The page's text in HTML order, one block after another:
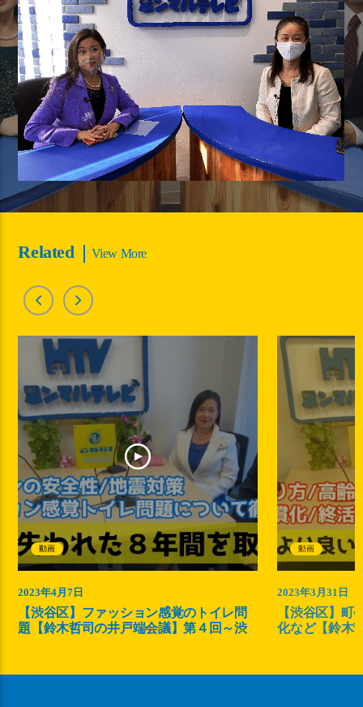
Related View More
動画
2023年4月7日
【渋谷区】ファッション感覚のトイレ問
題【鈴木哲司の井戸端会議】第４回～渋
動画
2023年3月31日
【渋谷区】町
化など【鈴木